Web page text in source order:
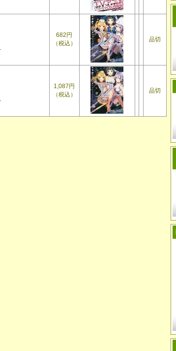
682円
（税込）
品切
1,087円
（税込）
品切